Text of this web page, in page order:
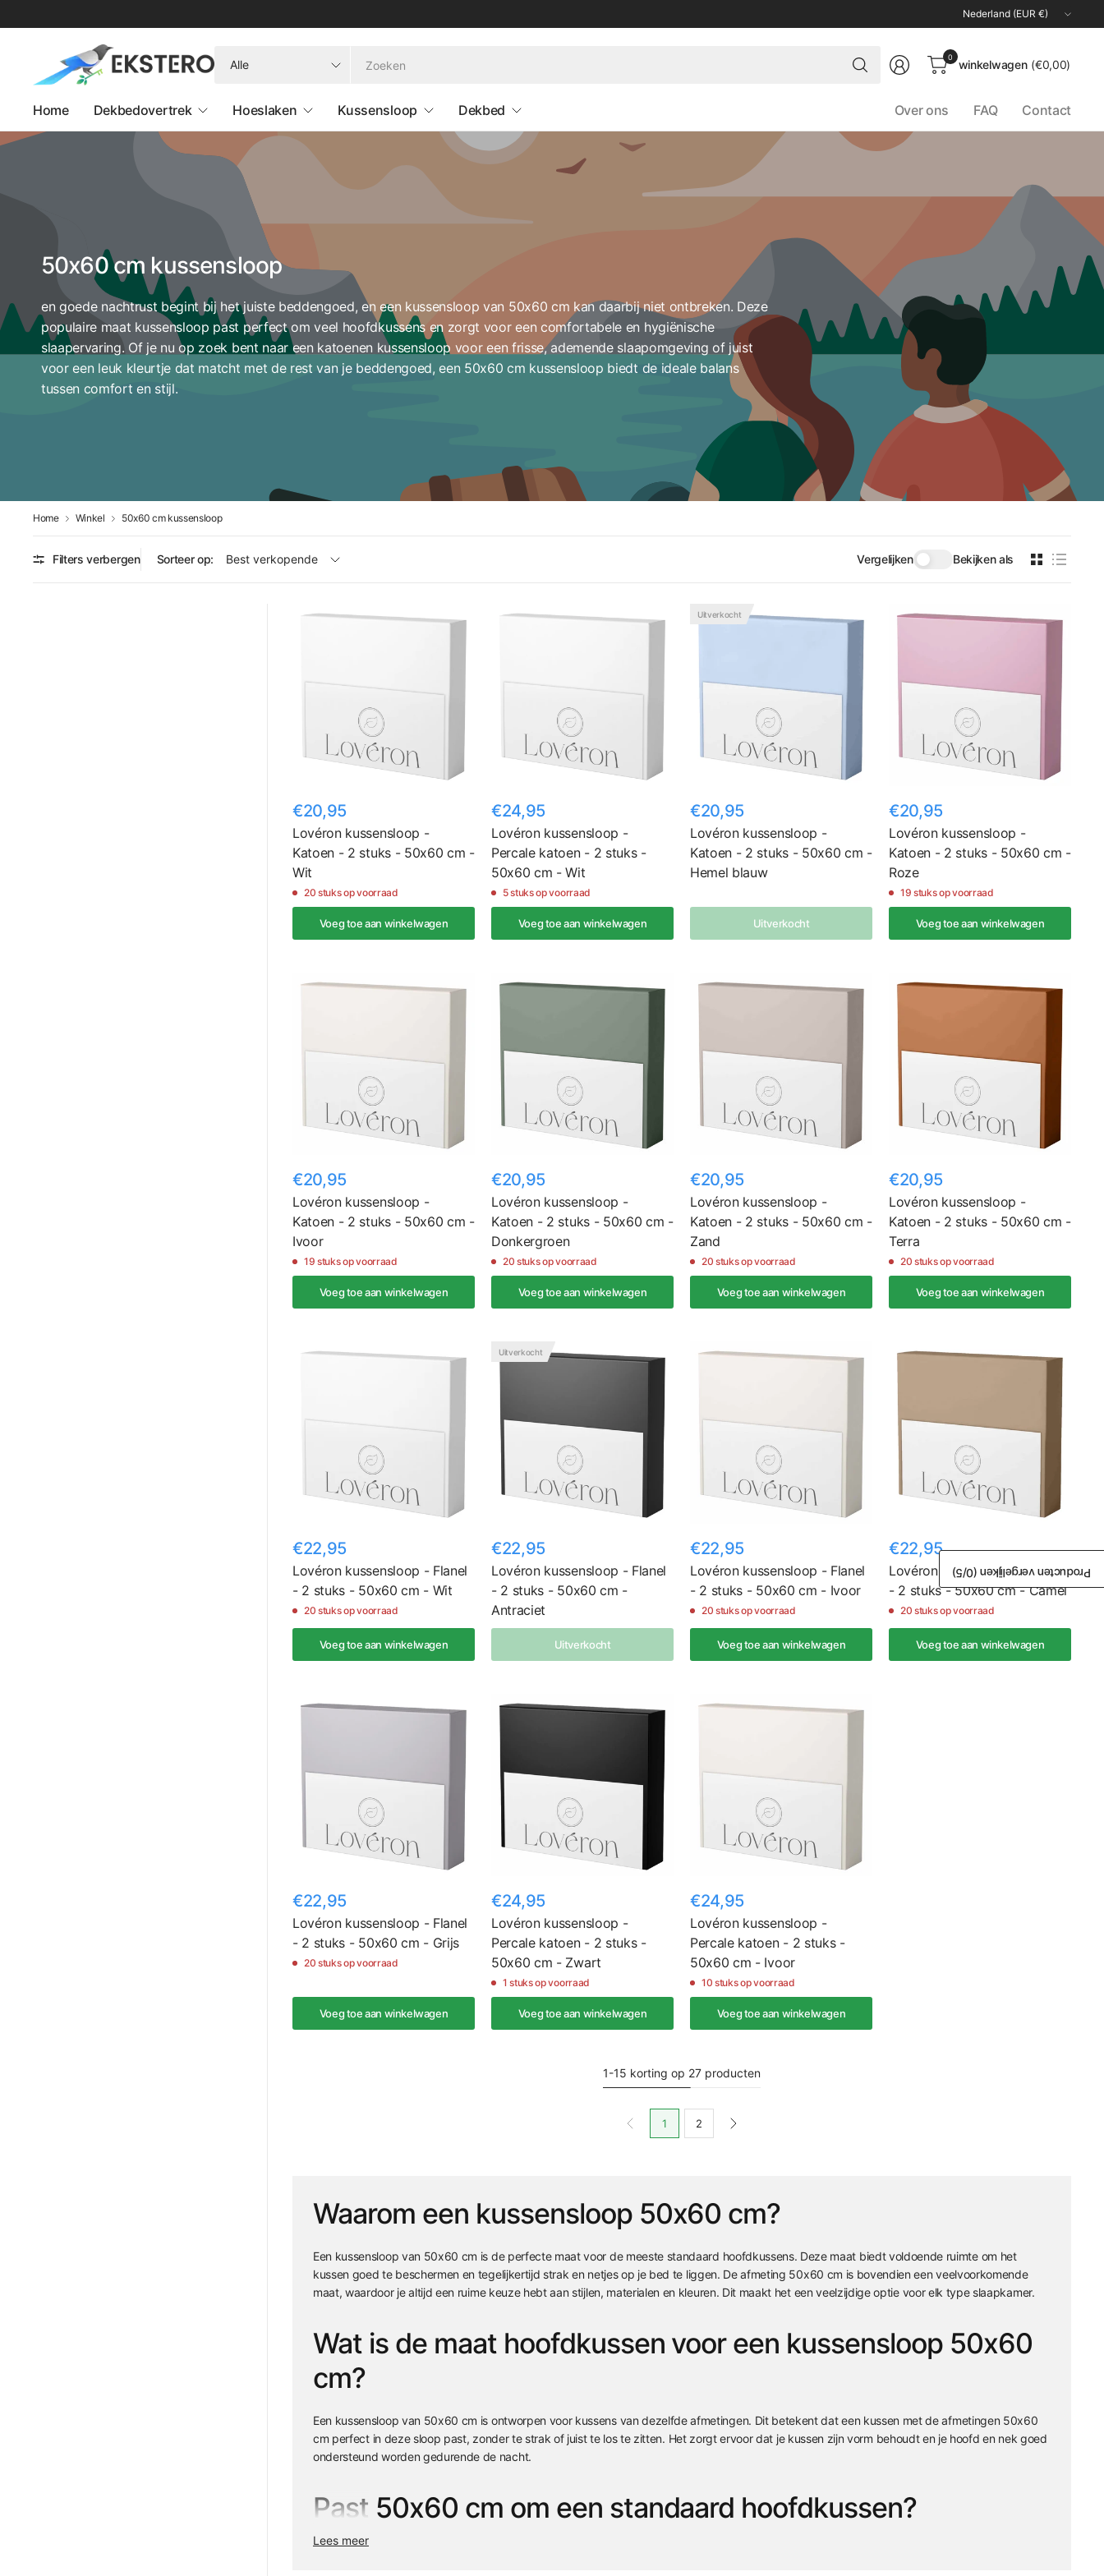
Land/regio
bijwerken
Zoeken
0
winkelwagen (€0,00)
Home Dekbedovertrek Hoeslaken Kussensloop Dekbed Over ons FAQ Contact
50x60 cm kussensloop
en goede nachtrust begint bij het juiste beddengoed, en een kussensloop van 50x60 cm kan daarbij niet ontbreken. Deze
populaire maat kussensloop past perfect om veel hoofdkussens en zorgt voor een comfortabele en hygiënische
slaapervaring. Of je nu op zoek bent naar een katoenen kussensloop voor een frisse, ademende slaapomgeving of juist
voor een leuk kleurtje dat matcht met de rest van je beddengoed, een 50x60 cm kussensloop biedt de ideale balans
tussen comfort en stijl.
Home Winkel 50x60 cm kussensloop
Filters verbergen Sorteer op: Vergelijken Bekijken als
€20,95
Lovéron kussensloop -
Katoen - 2 stuks - 50x60 cm -
Wit
20 stuks op voorraad
Voeg toe aan winkelwagen
€24,95
Lovéron kussensloop -
Percale katoen - 2 stuks -
50x60 cm - Wit
5 stuks op voorraad
Voeg toe aan winkelwagen
Uitverkocht
€20,95
Lovéron kussensloop -
Katoen - 2 stuks - 50x60 cm -
Hemel blauw
Uitverkocht
€20,95
Lovéron kussensloop -
Katoen - 2 stuks - 50x60 cm -
Roze
19 stuks op voorraad
Voeg toe aan winkelwagen
€20,95
Lovéron kussensloop -
Katoen - 2 stuks - 50x60 cm -
Ivoor
19 stuks op voorraad
Voeg toe aan winkelwagen
€20,95
Lovéron kussensloop -
Katoen - 2 stuks - 50x60 cm -
Donkergroen
20 stuks op voorraad
Voeg toe aan winkelwagen
€20,95
Lovéron kussensloop -
Katoen - 2 stuks - 50x60 cm -
Zand
20 stuks op voorraad
Voeg toe aan winkelwagen
€20,95
Lovéron kussensloop -
Katoen - 2 stuks - 50x60 cm -
Terra
20 stuks op voorraad
Voeg toe aan winkelwagen
€22,95
Lovéron kussensloop - Flanel
- 2 stuks - 50x60 cm - Wit
20 stuks op voorraad
Voeg toe aan winkelwagen
Uitverkocht
€22,95
Lovéron kussensloop - Flanel
- 2 stuks - 50x60 cm -
Antraciet
Uitverkocht
€22,95
Lovéron kussensloop - Flanel
- 2 stuks - 50x60 cm - Ivoor
20 stuks op voorraad
Voeg toe aan winkelwagen
€22,95
Lovéron kussensloop - Flanel
- 2 stuks - 50x60 cm - Camel
20 stuks op voorraad
Voeg toe aan winkelwagen
€22,95
Lovéron kussensloop - Flanel
- 2 stuks - 50x60 cm - Grijs
20 stuks op voorraad
Voeg toe aan winkelwagen
€24,95
Lovéron kussensloop -
Percale katoen - 2 stuks -
50x60 cm - Zwart
1 stuks op voorraad
Voeg toe aan winkelwagen
€24,95
Lovéron kussensloop -
Percale katoen - 2 stuks -
50x60 cm - Ivoor
10 stuks op voorraad
Voeg toe aan winkelwagen
1-15 korting op 27 producten
1 2
Waarom een kussensloop 50x60 cm?
Een kussensloop van 50x60 cm is de perfecte maat voor de meeste standaard hoofdkussens. Deze maat biedt voldoende ruimte om het
kussen goed te beschermen en tegelijkertijd strak en netjes op je bed te liggen. De afmeting 50x60 cm is bovendien een veelvoorkomende
maat, waardoor je altijd een ruime keuze hebt aan stijlen, materialen en kleuren. Dit maakt het een veelzijdige optie voor elk type slaapkamer.
Wat is de maat hoofdkussen voor een kussensloop 50x60
cm?
Een kussensloop van 50x60 cm is ontworpen voor kussens van dezelfde afmetingen. Dit betekent dat een kussen met de afmetingen 50x60
cm perfect in deze sloop past, zonder te strak of juist te los te zitten. Het zorgt ervoor dat je kussen zijn vorm behoudt en je hoofd en nek goed
ondersteund worden gedurende de nacht.
Past 50x60 cm om een standaard hoofdkussen?
Ja, een kussensloop van 50x60 cm past meestal prima om een standaard hoofdkussen. Hoewel er verschillende maten kussens zijn, is 50x60
Lees meer
Producten vergelijken (
0
/5)